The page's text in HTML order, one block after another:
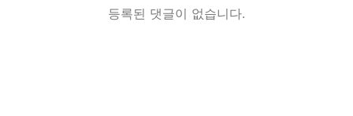
등록된 댓글이 없습니다.